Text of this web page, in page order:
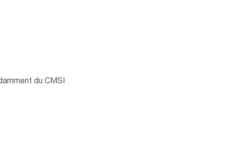
du CMSI